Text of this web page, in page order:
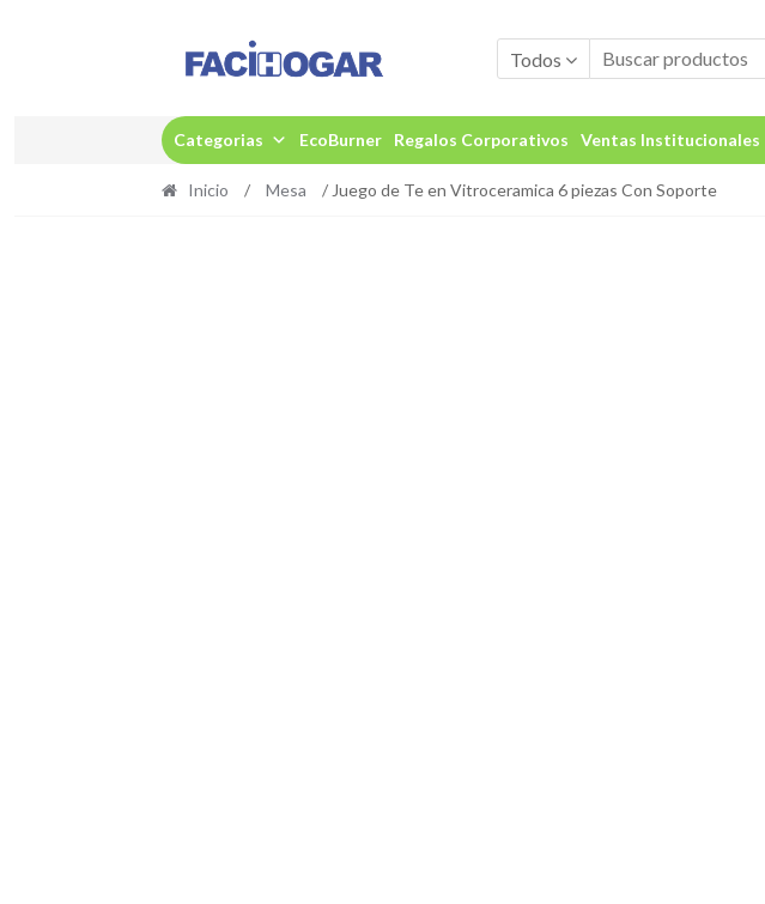
contenido
Todos
Categorias EcoBurner Regalos Corporativos Ventas Institucionales
Inicio / Mesa / Juego de Te en Vitroceramica 6 piezas Con Soporte